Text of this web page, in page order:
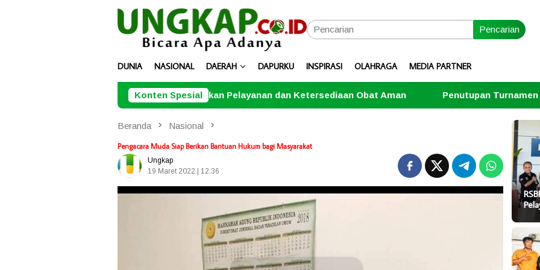
Pencarian
DUNIA NASIONAL DAERAH DAPURKU INSPIRASI OLAHRAGA MEDIA PARTNER
Konten Spesial
Batam dan BPOM Pastikan Pelayanan dan Ketersediaan Obat Aman Penutupan Turnamen Domino Dihadiri
Beranda Nasional
Pengacara Muda Siap Berikan Bantuan Hukum bagi Masyarakat
Ungkap
19 Maret 2022 | 12:36